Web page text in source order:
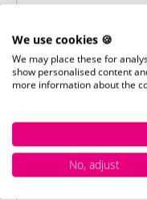
Stap 3:
U ontvangt van
dit heeft
met de
We use cookies 🍪
We may place these for
show personalised content
more information about the
No, adjust